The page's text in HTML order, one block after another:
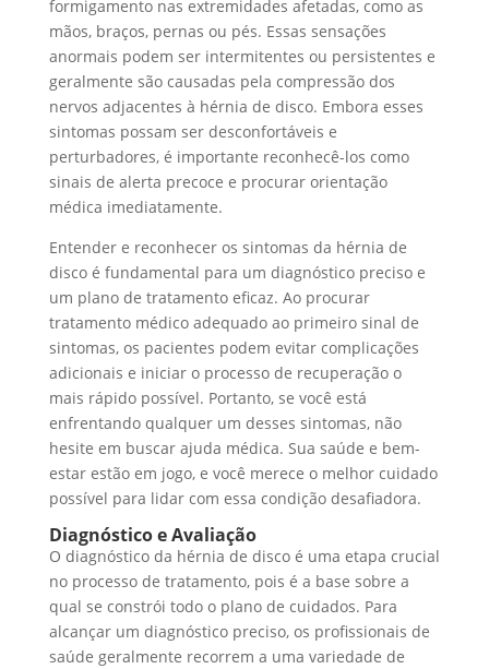
formigamento nas extremidades afetadas, como as
mãos, braços, pernas ou pés. Essas sensações
anormais podem ser intermitentes ou persistentes e
geralmente são causadas pela compressão dos
nervos adjacentes à hérnia de disco. Embora esses
sintomas possam ser desconfortáveis e
perturbadores, é importante reconhecê-los como
sinais de alerta precoce e procurar orientação
médica imediatamente.
Entender e reconhecer os sintomas da hérnia de
disco é fundamental para um diagnóstico preciso e
um plano de tratamento eficaz. Ao procurar
tratamento médico adequado ao primeiro sinal de
sintomas, os pacientes podem evitar complicações
adicionais e iniciar o processo de recuperação o
mais rápido possível. Portanto, se você está
enfrentando qualquer um desses sintomas, não
hesite em buscar ajuda médica. Sua saúde e bem-
estar estão em jogo, e você merece o melhor cuidado
possível para lidar com essa condição desafiadora.
Diagnóstico e Avaliação
O diagnóstico da hérnia de disco é uma etapa crucial
no processo de tratamento, pois é a base sobre a
qual se constrói todo o plano de cuidados. Para
alcançar um diagnóstico preciso, os profissionais de
saúde geralmente recorrem a uma variedade de